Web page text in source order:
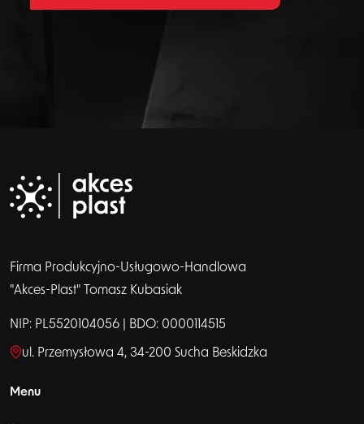
Firma Produkcyjno-Usługowo-Handlowa
"Akces-Plast" Tomasz Kubasiak
NIP: PL5520104056 | BDO: 0000114515
ul. Przemysłowa 4, 34-200 Sucha Beskidzka
Menu